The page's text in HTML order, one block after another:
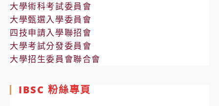
大學術科考試委員會
大學甄選入學委員會
四技申請入學聯招會
大學考試分發委員會
大學招生委員會聯合會
IBSC 粉絲專頁